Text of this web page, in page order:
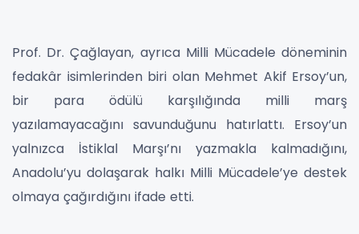
Prof. Dr. Çağlayan, ayrıca Milli Mücadele döneminin
fedakâr isimlerinden biri olan Mehmet Akif Ersoy’un,
bir para ödülü karşılığında milli marş
yazılamayacağını savunduğunu hatırlattı. Ersoy’un
yalnızca İstiklal Marşı’nı yazmakla kalmadığını,
Anadolu’yu dolaşarak halkı Milli Mücadele’ye destek
olmaya çağırdığını ifade etti.